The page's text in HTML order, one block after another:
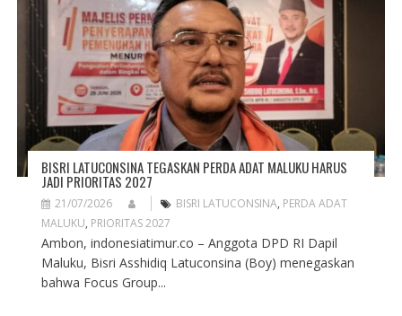
BISRI LATUCONSINA TEGASKAN PERDA ADAT MALUKU HARUS
JADI PRIORITAS 2027
21/07/2026 BISRI LATUCONSINA, PERDA ADAT
MALUKU, PRIORITAS 2027
Ambon, indonesiatimur.co – Anggota DPD RI Dapil
Maluku, Bisri Asshidiq Latuconsina (Boy) menegaskan
bahwa Focus Group...